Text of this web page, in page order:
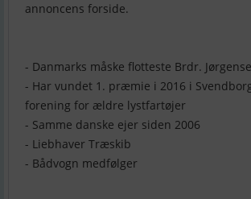
annoncens forside.
- Danmarks måske flotteste Brdr.
- Har vundet 1. præmie i 2016 i
forening for ældre lystfartøjer
- Samme danske ejer siden 2006
- Liebhaver Træskib
- Bådvogn medfølger